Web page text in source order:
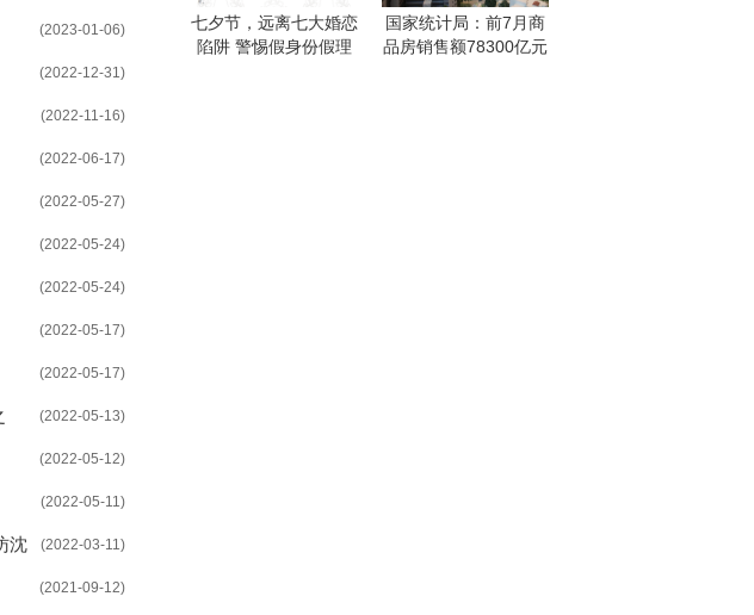
(2023-01-06)
(2022-12-31)
(2022-11-16)
(2022-06-17)
(2022-05-27)
(2022-05-24)
(2022-05-24)
(2022-05-17)
(2022-05-17)
(2022-05-13)
(2022-05-12)
(2022-05-11)
(2022-03-11)
沈
(2021-09-12)
七夕节，远离七大婚恋
陷阱 警惕假身份假理
国家统计局：前7月商
品房销售额78300亿元